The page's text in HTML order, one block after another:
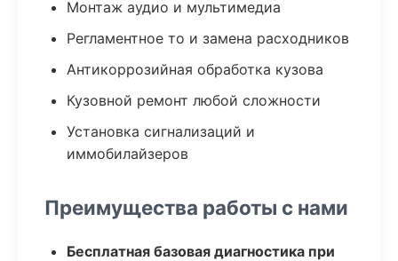
Монтаж аудио и мультимедиа
Регламентное то и замена расходников
Антикоррозийная обработка кузова
Кузовной ремонт любой сложности
Установка сигнализаций и
иммобилайзеров
Преимущества работы с нами
Бесплатная базовая диагностика при